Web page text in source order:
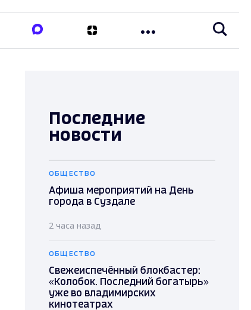
Последние
новости
ОБЩЕСТВО
Афиша мероприятий на День
города в Суздале
2 часа назад
ОБЩЕСТВО
Свежеиспечённый блокбастер:
«Колобок. Последний богатырь»
уже во владимирских
кинотеатрах